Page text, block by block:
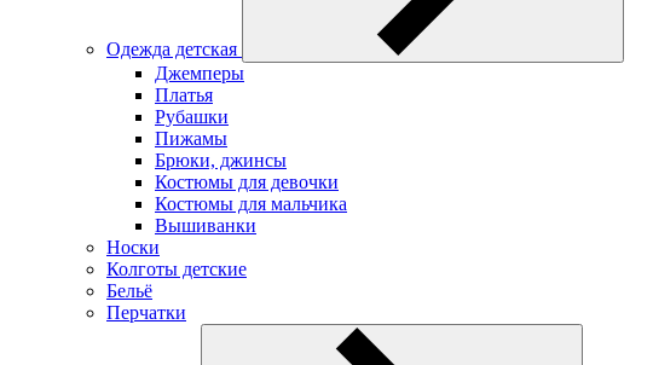
Одежда детская
Джемперы
Платья
Рубашки
Пижамы
Брюки, джинсы
Костюмы для девочки
Костюмы для мальчика
Вышиванки
Носки
Колготы детские
Бельё
Перчатки